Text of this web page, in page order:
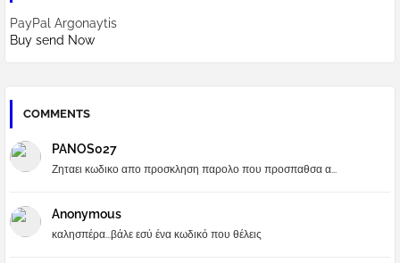
PayPal Argonaytis
Buy send Now
COMMENTS
PANOS027
Ζηταει κωδικο απο προσκληση παρολο που προσπαθσα α...
Anonymous
καλησπέρα...βάλε εσύ ένα κωδικό που θέλεις